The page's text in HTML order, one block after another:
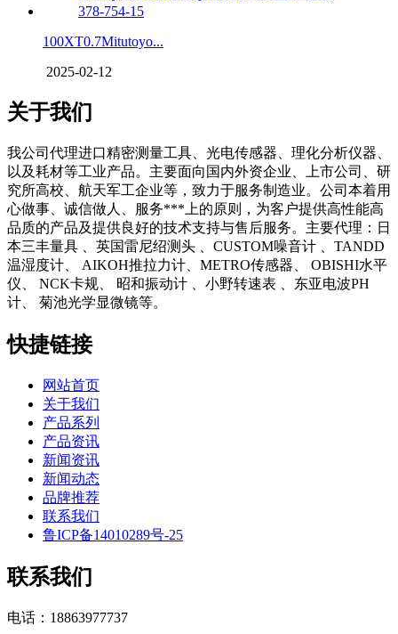
100XT0.7Mitutoyo...
2025-02-12
关于我们
我公司代理进口精密测量工具、光电传感器、理化分析仪器、
以及耗材等工业产品。主要面向国内外资企业、上市公司、研
究所高校、航天军工企业等，致力于服务制造业。公司本着用
心做事、诚信做人、服务***上的原则，为客户提供高性能高
品质的产品及提供良好的技术支持与售后服务。主要代理：日
本三丰量具 、英国雷尼绍测头 、CUSTOM噪音计 、TANDD
温湿度计、 AIKOH推拉力计、METRO传感器、 OBISHI水平
仪、 NCK卡规、 昭和振动计 、小野转速表 、东亚电波PH
计、 菊池光学显微镜等。
快捷链接
网站首页
关于我们
产品系列
产品资讯
新闻资讯
新闻动态
品牌推荐
联系我们
鲁ICP备14010289号-25
联系我们
电话：18863977737